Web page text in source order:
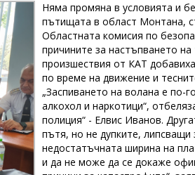
Няма промяна в условията и
пътищата в област Монтана,
Областната комисия по
причините за настъпването
произшествия от КАТ
по време на движение и
„Заспиването на волана е по-
алкохол и наркотици“,
полиция“ - Елвис Иванов.
пътя, но не дупките, липсващи
недостатъчната ширина на
и да не може да се докаже